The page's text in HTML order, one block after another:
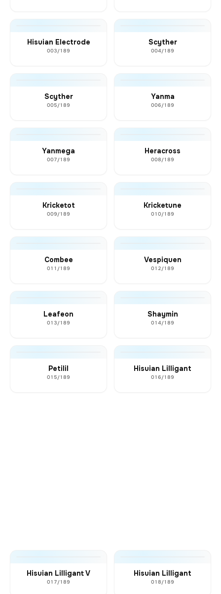
Hisuian Electrode
003/189
Scyther
004/189
Scyther
005/189
Yanma
006/189
Yanmega
007/189
Heracross
008/189
Kricketot
009/189
Kricketune
010/189
Combee
011/189
Vespiquen
012/189
Leafeon
013/189
Shaymin
014/189
Petilil
015/189
Hisuian Lilligant
016/189
Hisuian Lilligant V
017/189
Hisuian Lilligant
018/189